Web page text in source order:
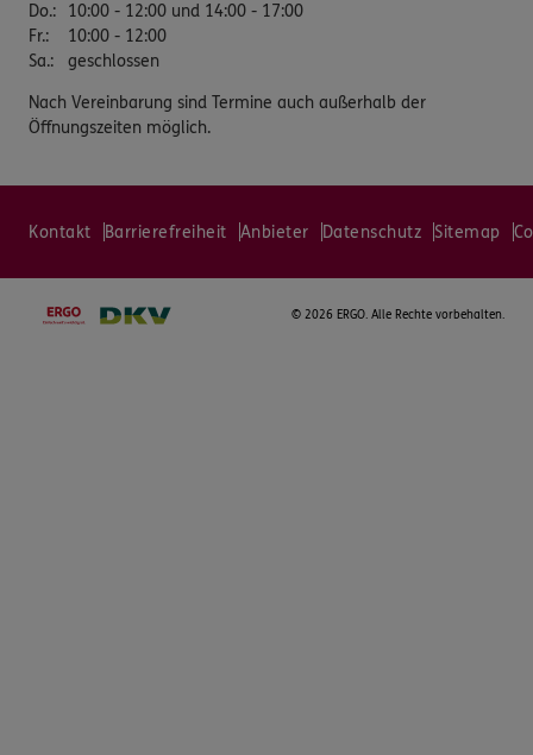
Do.:
10:00 - 12:00 und 14:00 - 17:00
Fr.:
10:00 - 12:00
Sa.: geschlossen
Nach Vereinbarung sind Termine auch außerhalb der
Öffnungszeiten möglich.
Kontakt Barrierefreiheit Anbieter Datenschutz Sitemap
© 2026 ERGO. Alle Rechte vorbehalten.